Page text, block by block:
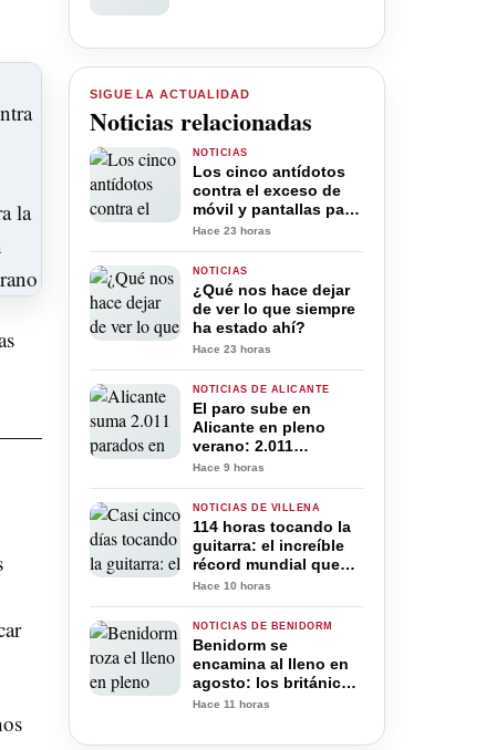
SIGUE LA ACTUALIDAD
Noticias relacionadas
NOTICIAS
Los cinco antídotos
contra el exceso de
móvil y pantallas para
la desconexión digital
Hace 23 horas
NOTICIAS
¿Qué nos hace dejar
de ver lo que siempre
ha estado ahí?
Hace 23 horas
NOTICIAS DE ALICANTE
El paro sube en
Alicante en pleno
verano: 2.011
desempleados más
trabajadores
Hace 9 horas
NOTICIAS DE VILLENA
114 horas tocando la
guitarra: el increíble
récord mundial que
José “El Gran Jota”
Villena
Hace 10 horas
NOTICIAS DE BENIDORM
Benidorm se
encamina al lleno en
agosto: los británicos
ya superan a los
Hace 11 horas